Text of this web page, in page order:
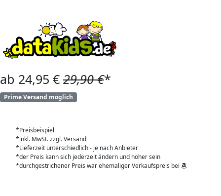
ab 24,95 € 29,90 €*
Prime Versand möglich
*Preisbeispiel
*inkl. MwSt. zzgl. Versand
*Lieferzeit unterschiedlich - je nach Anbieter
*der Preis kann sich jederzeit ändern und höher sein
*durchgestrichener Preis war ehemaliger Verkaufspreis bei